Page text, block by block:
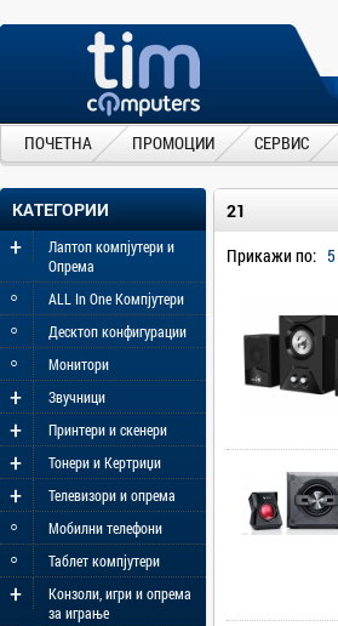
ПОЧЕТНА ПРОМОЦИИ СЕРВИС
КАТЕГОРИИ
Лаптоп компјутери и
Опрема
+
ALL In One Компјутери
◦
Десктоп конфигурации
◦
Монитори
◦
Звучници
+
Принтери и скенери
+
Тонери и Кертриџи
+
Телевизори и опрема
+
Мобилни телефони
◦
Таблет компјутери
◦
Конзоли, игри и опрема
за играње
+
21
Прикажи по: 5